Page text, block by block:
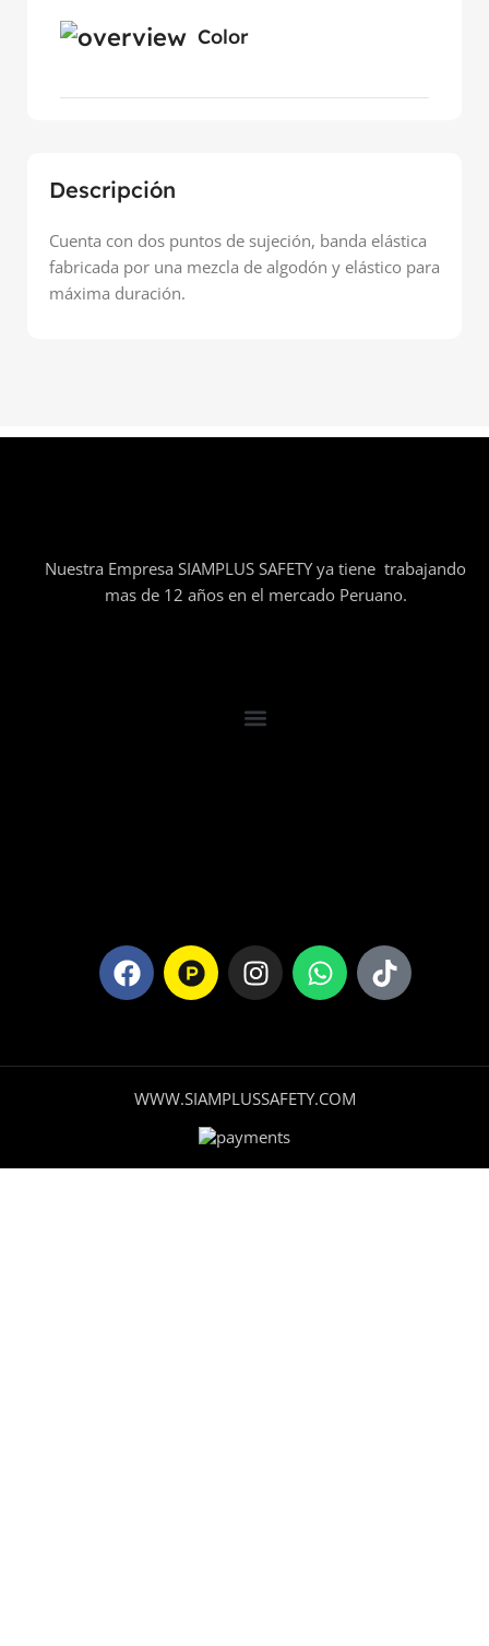
Descripción
Cuenta con dos puntos de sujeción, banda elástica
fabricada por una mezcla de algodón y elástico para
máxima duración.
Color
Nuestra Empresa SIAMPLUS SAFETY ya tiene trabajando
mas de 12 años en el mercado Peruano.
WWW.SIAMPLUSSAFETY.COM